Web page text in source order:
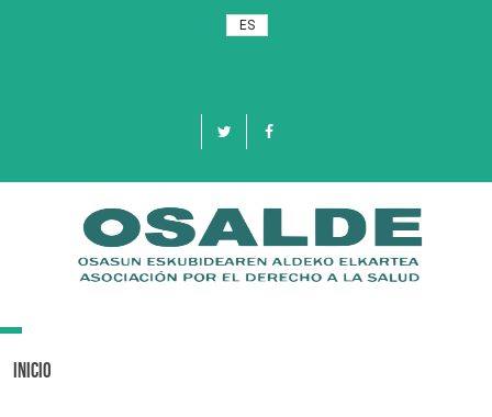
ES
Toggle
Inicio